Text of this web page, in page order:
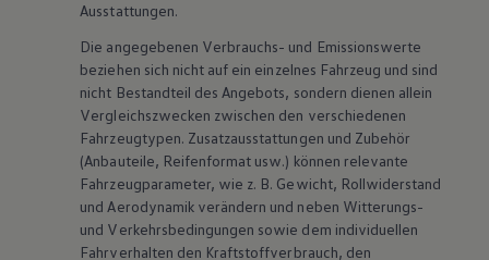
Ausstattungen.
Die angegebenen Verbrauchs- und Emissionswerte
beziehen sich nicht auf ein einzelnes Fahrzeug und sind
nicht Bestandteil des Angebots, sondern dienen allein
Vergleichszwecken zwischen den verschiedenen
Fahrzeugtypen. Zusatzausstattungen und Zubehör
(Anbauteile, Reifenformat usw.) können relevante
Fahrzeugparameter, wie z. B. Gewicht, Rollwiderstand
und Aerodynamik verändern und neben Witterungs-
und Verkehrsbedingungen sowie dem individuellen
Fahrverhalten den Kraftstoffverbrauch, den